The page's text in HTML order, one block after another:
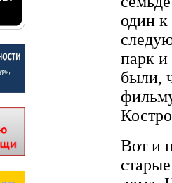
один
парк и
были,
Вот и